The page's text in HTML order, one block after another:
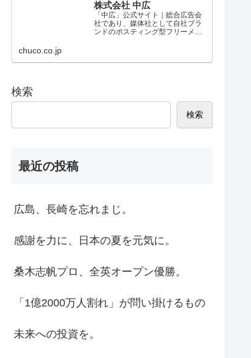
株式会社 中広
「中広」公式サイト｜総合広告会
社であり、媒体社として自社ブラ
ンドのポスティング型フリーメデ
chuco.co.jp
検索
検索
最近の投稿
広島、長崎を忘れまじ。
感謝を力に、日本の夏を元気に。
桑木志帆プロ、全英オープン優勝。
「1億2000万人割れ」が問い掛けるもの
未来への投資を。